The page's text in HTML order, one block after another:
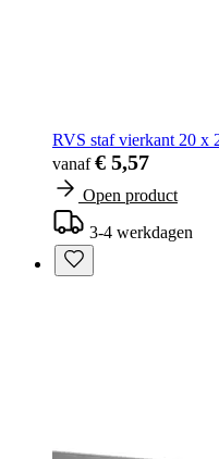
RVS staf vierkant 20 x
vanaf€ 5,57
Open product
3-4 werkdagen